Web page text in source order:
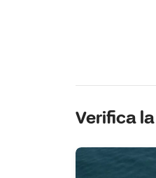
Verifica